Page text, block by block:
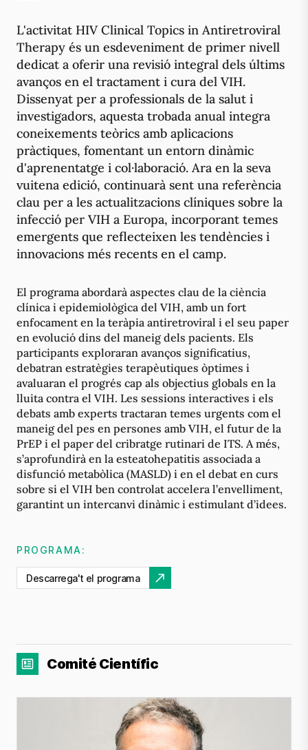
L'activitat HIV Clinical Topics in Antiretroviral
Therapy és un esdeveniment de primer nivell
dedicat a oferir una revisió integral dels últims
avanços en el tractament i cura del VIH.
Dissenyat per a professionals de la salut i
investigadors, aquesta trobada anual integra
coneixements teòrics amb aplicacions
pràctiques, fomentant un entorn dinàmic
d'aprenentatge i col·laboració. Ara en la seva
vuitena edició, continuarà sent una referència
clau per a les actualitzacions clíniques sobre la
infecció per VIH a Europa, incorporant temes
emergents que reflecteixen les tendències i
innovacions més recents en el camp.
El programa abordarà aspectes clau de la ciència
clínica i epidemiològica del VIH, amb un fort
enfocament en la teràpia antiretroviral i el seu paper
en evolució dins del maneig dels pacients. Els
participants exploraran avanços significatius,
debatran estratègies terapèutiques òptimes i
avaluaran el progrés cap als objectius globals en la
lluita contra el VIH. Les sessions interactives i els
debats amb experts tractaran temes urgents com el
maneig del pes en persones amb VIH, el futur de la
PrEP i el paper del cribratge rutinari de ITS. A més,
s’aprofundirà en la esteatohepatitis associada a
disfunció metabòlica (MASLD) i en el debat en curs
sobre si el VIH ben controlat accelera l’envelliment,
garantint un intercanvi dinàmic i estimulant d’idees.
PROGRAMA:
Descarrega't el programa
Comité Científic